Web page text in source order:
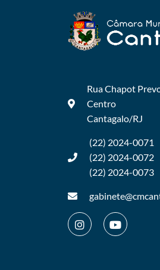
Rua Chapot
Centro
Cantagalo/RJ
(22) 2024-0071
(22) 2024-0072
(22) 2024-0073